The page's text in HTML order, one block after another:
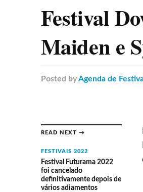
Festival
Maiden e
Posted byAgenda de
READ NEXT →
FESTIVAIS 2022
Festival Futurama 2022
foi cancelado
definitivamente depois de
vários adiamentos